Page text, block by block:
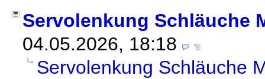
Servolenkung Schläuche
04.05.2026, 18:18
Servolenkung Schläuche